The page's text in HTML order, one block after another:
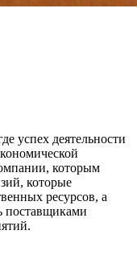
успех деятельности
которым
которые
ресурсов, а
поставщиками